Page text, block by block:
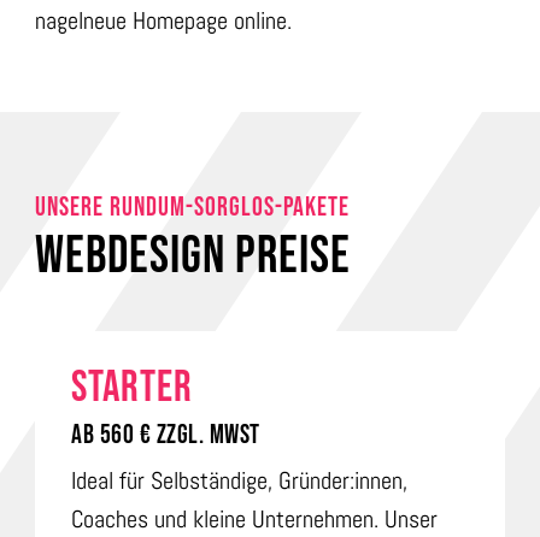
nagelneue Homepage online.
UNSERE RUNDUM-SORGLOS-PAKETE
WEBDESIGN PREISE
Starter
Ab 560 € ZZGL. MwSt
Ideal für Selbständige, Gründer:innen,
Coaches und kleine Unternehmen. Unser